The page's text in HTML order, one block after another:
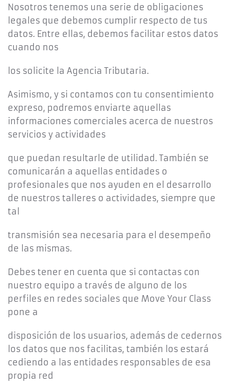
Nosotros tenemos una serie de obligaciones
legales que debemos cumplir respecto de tus
datos. Entre ellas, debemos facilitar estos datos
cuando nos
los solicite la Agencia Tributaria.
Asimismo, y si contamos con tu consentimiento
expreso, podremos enviarte aquellas
informaciones comerciales acerca de nuestros
servicios y actividades
que puedan resultarle de utilidad. También se
comunicarán a aquellas entidades o
profesionales que nos ayuden en el desarrollo
de nuestros talleres o actividades, siempre que
tal
transmisión sea necesaria para el desempeño
de las mismas.
Debes tener en cuenta que si contactas con
nuestro equipo a través de alguno de los
perfiles en redes sociales que Move Your Class
pone a
disposición de los usuarios, además de cedernos
los datos que nos facilitas, también los estará
cediendo a las entidades responsables de esa
propia red